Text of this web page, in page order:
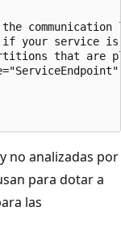
your service
that are
no analizadas por
para dotar a
las